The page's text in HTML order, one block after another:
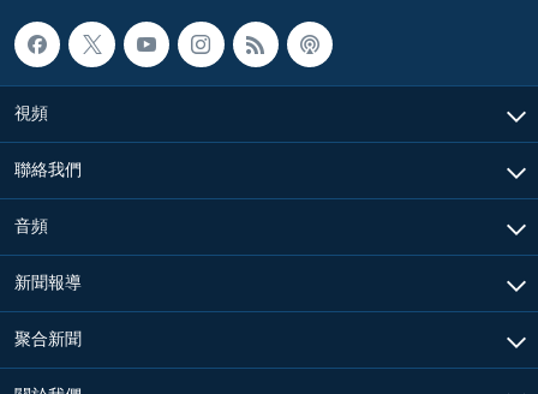
視頻
聯絡我們
音頻
新聞報導
聚合新聞